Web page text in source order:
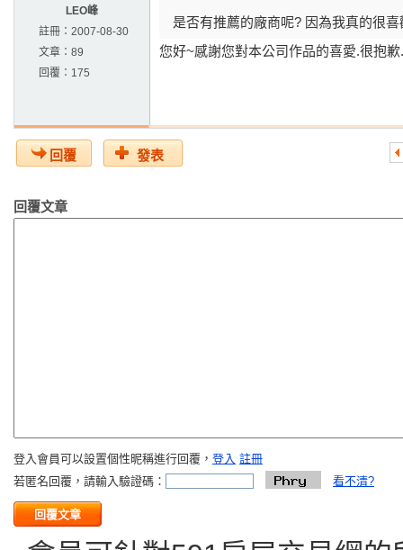
LEO峰
註冊： 2007-08-30
文章： 89
回覆： 175
是否有推薦的廠商呢? 因為我真的很
您好~感謝您對本公司作品的喜愛.很抱
回覆 發表
回覆文章
登入會員可以設置個性昵稱進行回覆， 登入 註冊
若匿名回覆，請輸入驗證碼：
看不清?